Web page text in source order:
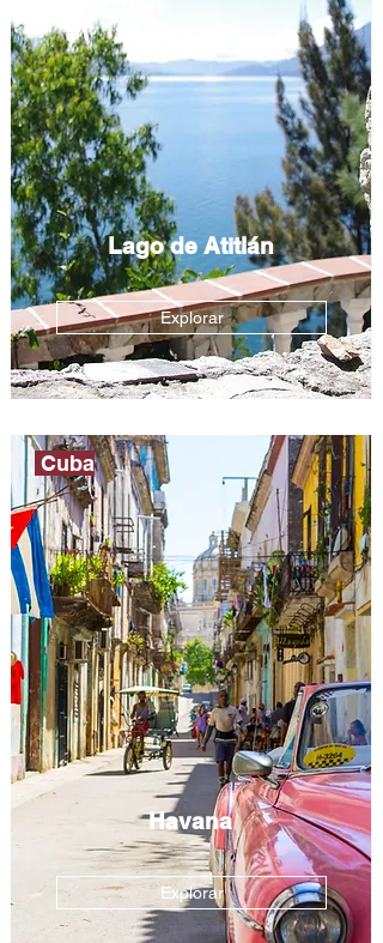
Lago de Atitlán
Explorar
Cuba
Havana
Explorar